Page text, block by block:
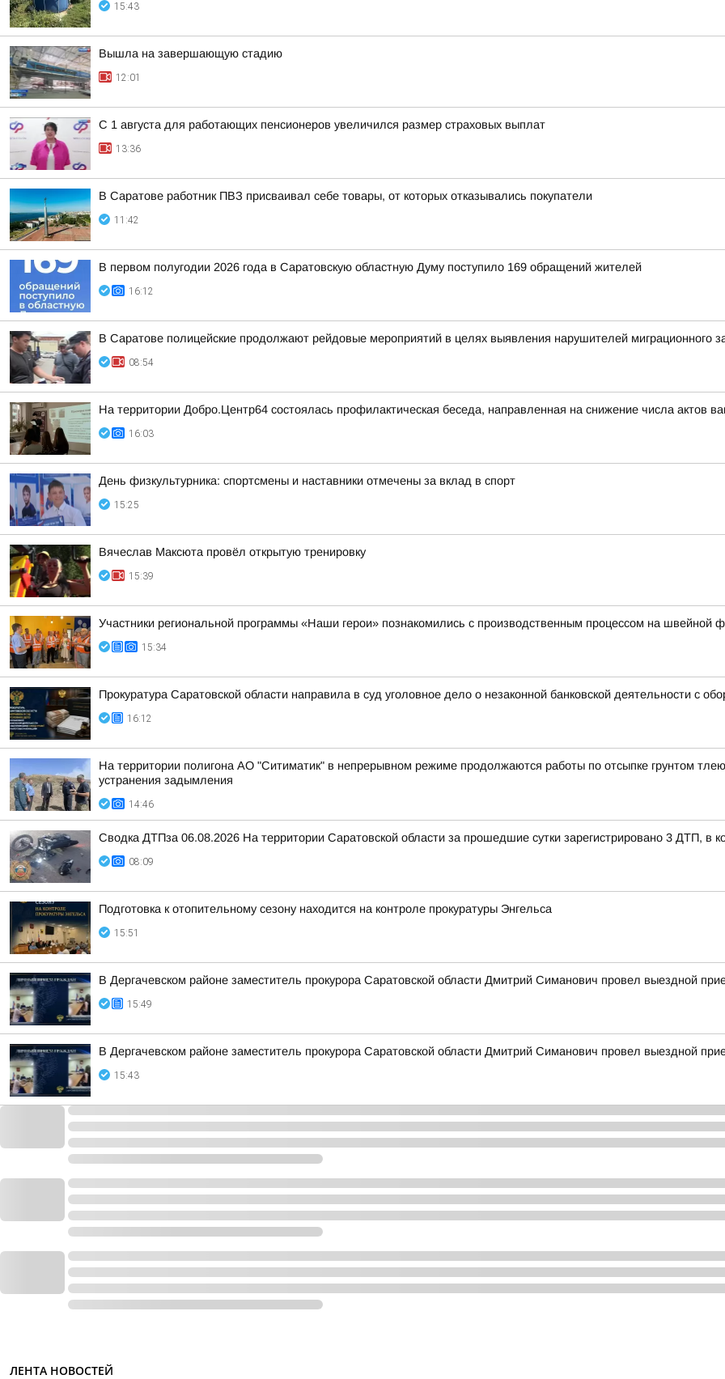
15:43
Вышла на завершающую стадию
12:01
С 1 августа для работающих пенсионеров увеличился размер страховых выплат
13:36
В Саратове работник ПВЗ присваивал себе товары, от которых отказывались покупатели
11:42
В первом полугодии 2026 года в Саратовскую областную Думу поступило 169 обращений жителей
16:12
В Саратове полицейские продолжают рейдовые мероприятий в целях выявления нарушителей миграционного
08:54
На территории Добро.Центр64 состоялась профилактическая беседа, направленная на снижение числа актов
16:03
День физкультурника: спортсмены и наставники отмечены за вклад в спорт
15:25
Вячеслав Максюта провёл открытую тренировку
15:39
Участники региональной программы «Наши герои» познакомились с производственным процессом на швейной
15:34
Прокуратура Саратовской области направила в суд уголовное дело о незаконной банковской деятельности с
16:12
На территории полигона АО "Ситиматик" в непрерывном режиме продолжаются работы по отсыпке грунтом
устранения задымления
14:46
Сводка ДТПза 06.08.2026 На территории Саратовской области за прошедшие сутки зарегистрировано 3 ДТП, в
08:09
Подготовка к отопительному сезону находится на контроле прокуратуры Энгельса
15:51
В Дергачевском районе заместитель прокурора Саратовской области Дмитрий Симанович провел выездной
15:49
В Дергачевском районе заместитель прокурора Саратовской области Дмитрий Симанович провел выездной
15:43
ЛЕНТА НОВОСТЕЙ